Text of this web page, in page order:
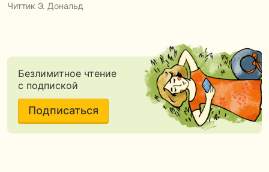
Читтик Э. Дональд
Безлимитное чтение
с подпиской
Подписаться